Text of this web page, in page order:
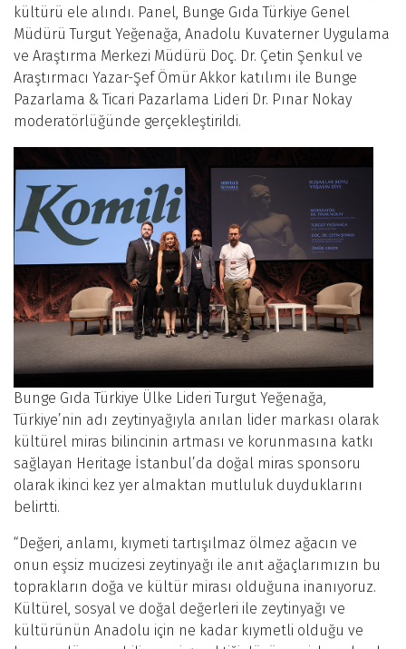
kültürü ele alındı. Panel, Bunge Gıda Türkiye Genel
Müdürü Turgut Yeğenağa, Anadolu Kuvaterner Uygulama
ve Araştırma Merkezi Müdürü Doç. Dr. Çetin Şenkul ve
Araştırmacı Yazar-Şef Ömür Akkor katılımı ile Bunge
Pazarlama & Ticari Pazarlama Lideri Dr. Pınar Nokay
moderatörlüğünde gerçekleştirildi.
Bunge Gıda Türkiye Ülke Lideri Turgut Yeğenağa,
Türkiye’nin adı zeytinyağıyla anılan lider markası olarak
kültürel miras bilincinin artması ve korunmasına katkı
sağlayan Heritage İstanbul’da doğal miras sponsoru
olarak ikinci kez yer almaktan mutluluk duyduklarını
belirtti.
“Değeri, anlamı, kıymeti tartışılmaz ölmez ağacın ve
onun eşsiz mucizesi zeytinyağı ile anıt ağaçlarımızın bu
toprakların doğa ve kültür mirası olduğuna inanıyoruz.
Kültürel, sosyal ve doğal değerleri ile zeytinyağı ve
kültürünün Anadolu için ne kadar kıymetli olduğu ve